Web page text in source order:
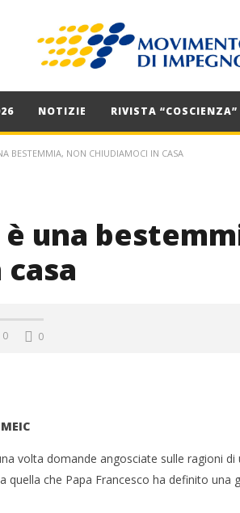
NOTIZIE RIVISTA “COSCIENZA”
BESTEMMIA, NON CHIUDIAMOCI IN CASA
una
0 0
volta domande angosciate sulle ragioni
quella che Papa Francesco ha definito una